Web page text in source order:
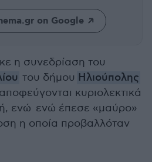
on Google
η συνεδρίαση του
του δήμου Ηλιούπολης
κυριολεκτικά
ενώ ενώ έπεσε «μαύρο»
η οποία προβαλλόταν